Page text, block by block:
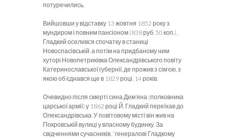
потуречились.
Вийшовши у відставку 13 жовтня 1852 року з
мундиром і повним пансіоном (838 руб. 50 коп.),
Гладкий оселився спочатку в станиці
Новоспасівській, а потім на придбаному ним
хуторі Новопетриківка Олександрівського повіту
Катеринославської губернії, де прожив з сім’єю, з
якою об’єднався ще в 1829 році, 14 років.
Очевидно після смерті сина Дем’яна (полковника
царської армії) у 1862 році Й. Гладкий переїхав до
Олександрівська. У повітовому місті він жив на
Покровській вулиці у власному будинку. За
свідченнями сучасників, “генералові Гладкому